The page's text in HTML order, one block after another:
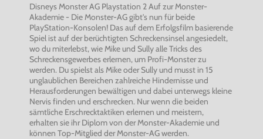
Disneys Monster AG Playstation 2 Auf zur Monster-
Akademie - Die Monster-AG gibt's nun für beide
PlayStation-Konsolen! Das auf dem Erfolgsfilm basierende
Spiel ist auf der berüchtigten Schreckensinsel angesiedelt,
wo du miterlebst, wie Mike und Sully alle Tricks des
Schreckensgewerbes erlernen, um Profi-Monster zu
werden. Du spielst als Mike oder Sully und musst in 15
unglaublichen Bereichen zahlreiche Hindernisse und
Herausforderungen bewältigen und dabei unterwegs kleine
Nervis finden und erschrecken. Nur wenn die beiden
sämtliche Erschrecktaktiken erlernen und meistern,
erhalten sie ihr Diplom von der Monster-Akademie und
können Top-Mitglied der Monster-AG werden.